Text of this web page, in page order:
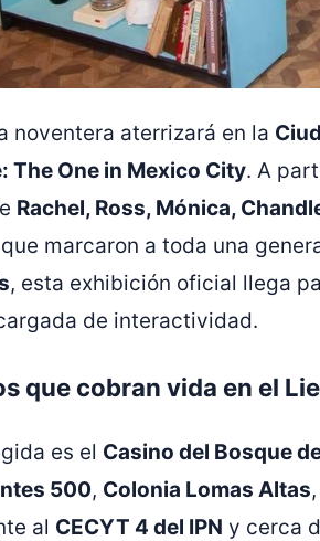
noventera aterrizará en la
The One in Mexico City. A
Rachel, Ross, Mónica,
marcaron a toda una
, esta exhibición oficial llega
de interactividad.
que cobran vida en el
es el Casino del Bosque
500, Colonia Lomas Altas
al CECYT 4 del IPN y cerca